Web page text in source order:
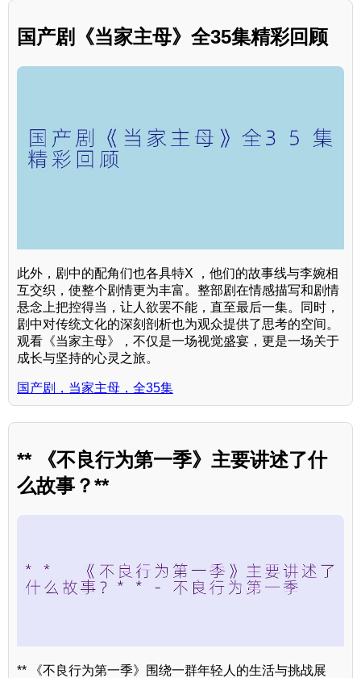
国产剧《当家主母》全35集精彩回顾
此外，剧中的配角们也各具特X ，他们的故事线与李婉相
互交织，使整个剧情更为丰富。整部剧在情感描写和剧情
悬念上把控得当，让人欲罢不能，直至最后一集。同时，
剧中对传统文化的深刻剖析也为观众提供了思考的空间。
观看《当家主母》，不仅是一场视觉盛宴，更是一场关于
成长与坚持的心灵之旅。
国产剧，当家主母，全35集
** 《不良行为第一季》主要讲述了什
么故事？**
** 《不良行为第一季》围绕一群年轻人的生活与挑战展